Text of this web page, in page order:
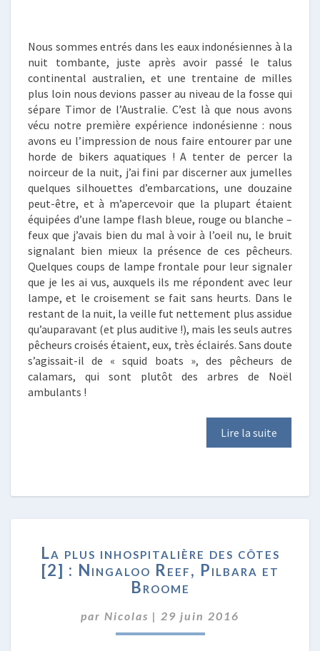
Nous sommes entrés dans les eaux indonésiennes à la
nuit tombante, juste après avoir passé le talus
continental australien, et une trentaine de milles
plus loin nous devions passer au niveau de la fosse qui
sépare Timor de l’Australie. C’est là que nous avons
vécu notre première expérience indonésienne : nous
avons eu l’impression de nous faire entourer par une
horde de bikers aquatiques ! A tenter de percer la
noirceur de la nuit, j’ai fini par discerner aux jumelles
quelques silhouettes d’embarcations, une douzaine
peut-être, et à m’apercevoir que la plupart étaient
équipées d’une lampe flash bleue, rouge ou blanche –
feux que j’avais bien du mal à voir à l’oeil nu, le bruit
signalant bien mieux la présence de ces pêcheurs.
Quelques coups de lampe frontale pour leur signaler
que je les ai vus, auxquels ils me répondent avec leur
lampe, et le croisement se fait sans heurts. Dans le
restant de la nuit, la veille fut nettement plus assidue
qu’auparavant (et plus auditive !), mais les seuls autres
pêcheurs croisés étaient, eux, très éclairés. Sans doute
s’agissait-il de « squid boats », des pêcheurs de
calamars, qui sont plutôt des arbres de Noël
ambulants !
Lire la suite
PLUS
INHOSPITALIÈRE
DES
[2]
:
La plus inhospitalière des côtes
[2] : Ningaloo Reef, Pilbara et
Broome
par Nicolas | 29 juin 2016